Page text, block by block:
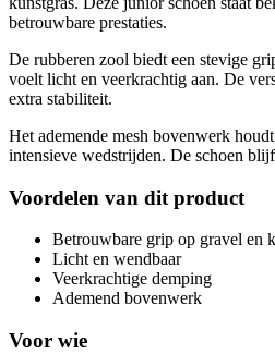
betrouwbare prestaties.
De rubberen zool biedt een stevige
voelt licht en veerkrachtig aan. De
extra stabiliteit.
Het ademende mesh bovenwerk
intensieve wedstrijden. De schoen
Voordelen van dit product
Betrouwbare grip op gravel en
Licht en wendbaar
Veerkrachtige demping
Ademend bovenwerk
Voor wie